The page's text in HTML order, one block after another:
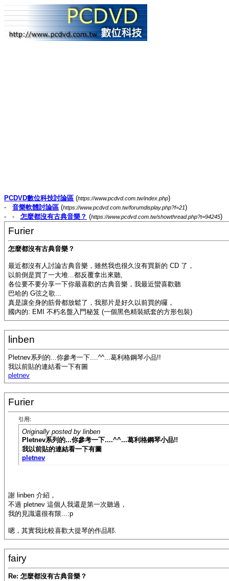
PCDVD數位科技討論區 (https://www.pcdvd.com.tw/index.php)
- 音樂軟體討論區 (https://www.pcdvd.com.tw/forumdisplay.php?f=21)
- - 怎麼都沒有古典音樂？ (https://www.pcdvd.com.tw/showthread.php?t=94245)
Furier
怎麼都沒有古典音樂？
最近都沒有人討論古典音樂，雖然我也很久沒有買新的 CD 了，
以前倒是買了一大堆...都反覆拿出來聽,
各位要不要分享一下你最喜歡的古典音樂，我最近蠻喜歡聽
巴哈的 G弦之歌...
真是讓全身的筋骨都放鬆了，我那片是好久以前買的囉，
國內的: EMI 不朽名盤入門秘笈 (一個黑色精裝紙套的方形包裝)
linben
Pletnev系列的...你參考一下....^^...葛利格鋼琴小品!!
我以前貼的連結看一下有圖
pletnev
Furier
引用:
Originally posted by linben
Pletnev系列的...你參考一下....^^...葛利格鋼琴小品!!
我以前貼的連結看一下有圖
pletnev
謝 linben 介紹，
不過 pletnev 這個人我還是第一次聽過，
我的見識還很有限...:p
嗯，其實我比較喜歡大提琴的作品耶.
fairy
Re: 怎麼都沒有古典音樂？